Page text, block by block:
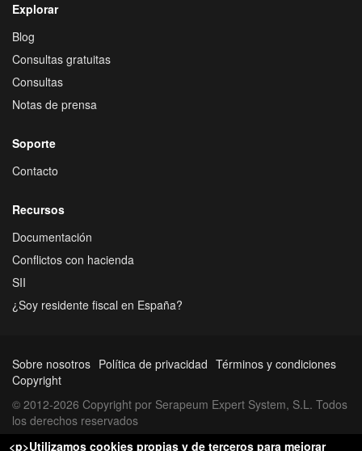
Explorar
Blog
Consultas gratuitas
Consultas
Notas de prensa
Soporte
Contacto
Recursos
Documentación
Conflictos con hacienda
SII
¿Soy residente fiscal en España?
Sobre nosotros Política de privacidad Términos y condiciones
Copyright
© 2012-2026 Copyright por Serapeum Expert System, S.L. Todos
los derechos reservados
<p>Utilizamos cookies propias y de terceros para mejorar